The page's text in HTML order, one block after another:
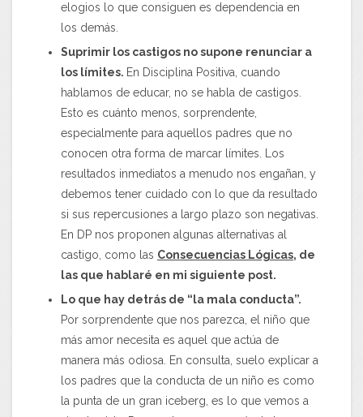
elogios lo que consiguen es dependencia en
los demás.
Suprimir los castigos no supone renunciar a
los límites. En Disciplina Positiva, cuando
hablamos de educar, no se habla de castigos.
Esto es cuánto menos, sorprendente,
especialmente para aquellos padres que no
conocen otra forma de marcar límites. Los
resultados inmediatos a menudo nos engañan, y
debemos tener cuidado con lo que da resultado
si sus repercusiones a largo plazo son negativas.
En DP nos proponen algunas alternativas al
castigo, como las Consecuencias Lógicas, de
las que hablaré en mi siguiente post.
Lo que hay detrás de “la mala conducta”.
Por sorprendente que nos parezca, el niño que
más amor necesita es aquel que actúa de
manera más odiosa. En consulta, suelo explicar a
los padres que la conducta de un niño es como
la punta de un gran iceberg, es lo que vemos a